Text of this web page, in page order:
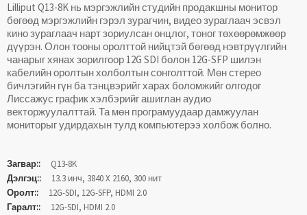
Lilliput Q13-8K нь мэргэжлийн студийн продакшны монитор
бөгөөд мэргэжлийн гэрэл зурагчин, видео зураглаач эсвэл
кино зураглаач нарт зориулсан онцлог, тоног төхөөрөмжөөр
дүүрэн. Олон тооны оролттой нийцтэй бөгөөд нэвтрүүлгийн
чанарыг хянах зорилгоор 12G SDI болон 12G-SFP шилэн
кабелийн оролтын холболтын сонголттой. Мөн стерео
бичлэгийн гүн ба тэнцвэрийг харах боломжийг олгодог
Лиссажус график хэлбэрийг ашиглан аудио
векторжуулалттай. Та мөн програмуудаар дамжуулан
мониторыг удирдахын тулд компьютерээ холбож болно.
Загвар::
Q13-8K
Дэлгэц::
13.3 инч, 3840 X 2160, 300 нит
Оролт::
12G-SDI, 12G-SFP, HDMI 2.0
Гаралт::
12G-SDI, HDMI 2.0